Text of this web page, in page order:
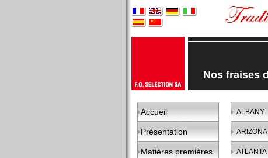
Nos fraises
Accueil
Présentation
Matières premières
ALBANY
ARIZONA
ATLANTA